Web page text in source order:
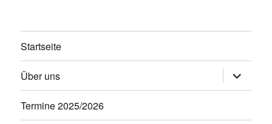
Startseite
Über uns
öffnen
Termine 2025/2026